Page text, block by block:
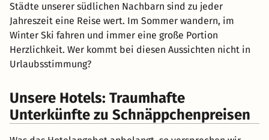
Städte unserer südlichen Nachbarn sind zu jeder
Jahreszeit eine Reise wert. Im Sommer wandern, im
Winter Ski fahren und immer eine große Portion
Herzlichkeit. Wer kommt bei diesen Aussichten nicht in
Urlaubsstimmung?
Unsere Hotels: Traumhafte
Unterkünfte zu Schnäppchenpreisen